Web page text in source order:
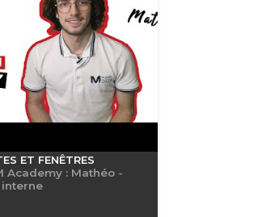
ET FENÊTRES
Academy : Mathéo -